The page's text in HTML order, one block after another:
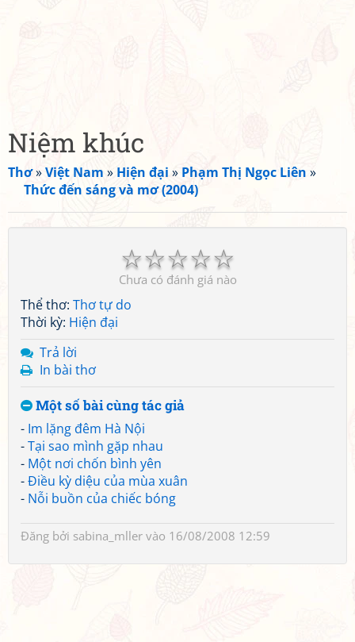
Niệm khúc
Thơ»Việt Nam » Hiện đại » Phạm Thị Ngọc Liên »
Thức đến sáng và mơ (2004)
☆
☆
☆
☆
☆
Chưa có đánh giá nào
Thể thơ: Thơ tự do
Thời kỳ: Hiện đại
Trả lời
In bài thơ
Một số bài cùng tác giả
- Im lặng đêm Hà Nội
-Tại sao mình gặp nhau
- Một nơi chốn bình yên
-Điều kỳ diệu của mùa xuân
- Nỗi buồn của chiếc bóng
Đăng bởi sabina_mller vào 16/08/2008 12:59